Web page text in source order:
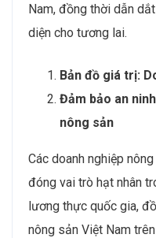
Nam, đồng thời dẫn
diện cho tương lai.
Bản đồ giá trị:
Đảm bảo an
nông sản
Các doanh nghiệp
đóng vai trò hạt nhân
lương thực quốc gia,
nông sản Việt Nam